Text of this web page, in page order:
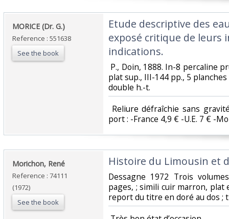
‎MORICE (Dr. G.)‎
Reference : 551638
See the book
‎Etude descriptive des
exposé critique de leurs
indications.‎
P., Doin, 1888. In-8 percaline
plat sup., III-144 pp., 5
double h.-t. ‎
Reliure défraîchie sans
port : -France 4,9 € -U.E. 7 € -
‎Morichon, René‎
Reference : 74111
(1972)
See the book
‎Histoire du Limousin et
‎Dessagne 1972 Trois
pages, ; simili cuir marron, plat
report du titre en doré au dos ;